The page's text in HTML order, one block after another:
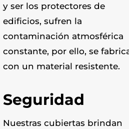
y ser los protectores de
edificios, sufren la
contaminación atmosférica
constante, por ello, se
con un material resistente.
Seguridad
Nuestras cubiertas brindan